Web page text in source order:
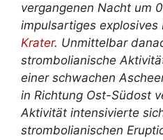
vergangenen Nacht um
impulsartiges explosives
Krater. Unmittelbar
strombolianische
einer schwachen
in Richtung Ost-Südost
Aktivität intensivierte
strombolianischen